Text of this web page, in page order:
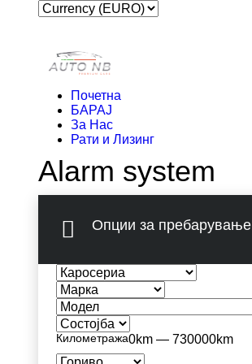
Почетна
БАРАЈ
За Нас
Рати и Лизинг
Alarm system
Опции за пребарување
Километража0km — 730000km